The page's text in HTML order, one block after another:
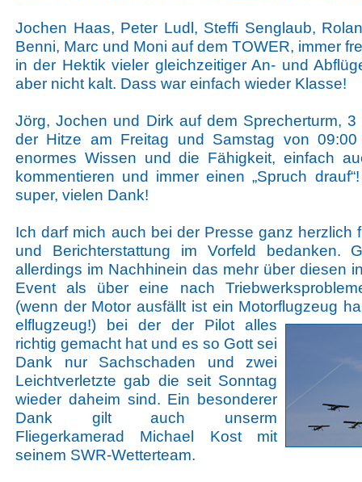
Jochen Haas, Peter Ludl, Steffi Senglaub,
Benni, Marc und Moni auf dem TOWER, immer
in der Hektik vieler gleichzeitiger An- und
aber nicht kalt. Dass war einfach wieder Klasse!
Jörg, Jochen und Dirk auf dem Sprecherturm,
der Hitze am Freitag und Samstag von
enormes Wissen und die Fähigkeit, einfach
kommentieren und immer einen „Spruch
super, vielen Dank!
Ich darf mich auch bei der Presse ganz herzlich
und Berichterstattung im Vorfeld bedanken.
allerdings im Nachhinein das mehr über diesen
Event als über eine nach
(wenn der Motor ausfällt ist ein Motorflugzeug
elflugzeug!) bei der der Pilot alles
richtig gemacht hat und es so Gott sei
Dank nur Sachschaden und zwei
Leichtverletzte gab die seit Sonntag
wieder daheim sind. Ein besonderer
Dank gilt auch unserm
Fliegerkamerad Michael Kost mit
seinem SWR-Wetterteam.